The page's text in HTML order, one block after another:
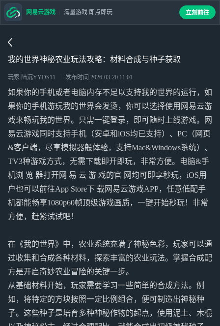
我的世界神秘农业玩法攻略：材料合成与种子获取
玩家 陆沉YYDS11 发布时间 2026-03-20 11:01
如果你的手机或者电脑内存不足以支持我的世界的运行，如
果你的手机游玩我的世界会发烫，你可以选择使用网易云游
戏来畅玩我的世界。只需一键登录，即可随时上线游戏。网
易云游戏同时支持手机（安卓和iOS均已支持）、PC（网页
&客户端，尽享模拟器般体验，支持Mac&Windows系统）、
TV3种游戏方式，无需下载即开即玩，非常方便。电脑&手
机浏 览 器打开网 易 云 游 戏的官 网均可即享秒玩，iOS用
户也可以前往App Store下 载网易云游戏APP，任意低配手
机都能畅享1080p60帧顶级游戏画质，一键开始秒玩！非常
方便，赶紧试试吧！
在《我的世界》中，农业系统充满了神秘色彩，玩家可以通
过收集和合成各种材料，探索丰富的农业玩法。掌握合成配
方是开启奇妙农业冒险的关键一步。
从基础材料开始，玩家需要学习一些简单的合成方法。例
如，将特定的方块按照一定比例组合，便可制造出神秘种
子。这些种子是培育多种神秘作物的起点，使用泥土、木棍
网易云游戏 海量游戏 即点即玩 立刻前往